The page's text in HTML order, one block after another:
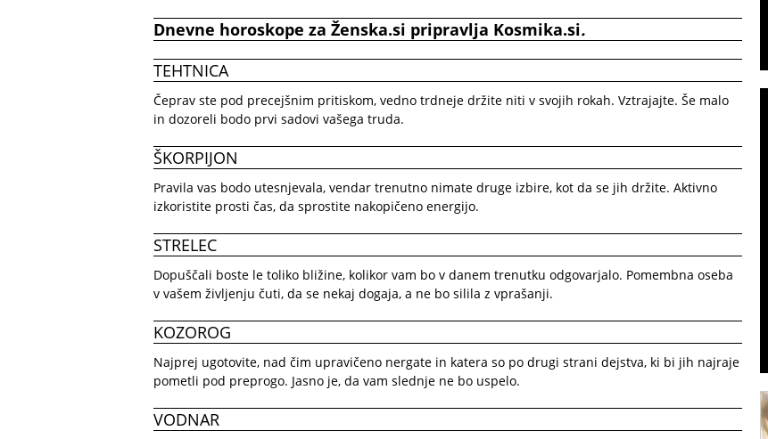
Dnevne horoskope za Ženska.si pripravlja Kosmika.si.
TEHTNICA
Čeprav ste pod precejšnim pritiskom, vedno trdneje držite niti v svojih rokah. Vztrajajte. Še malo
in dozoreli bodo prvi sadovi vašega truda.
ŠKORPIJON
Pravila vas bodo utesnjevala, vendar trenutno nimate druge izbire, kot da se jih držite. Aktivno
izkoristite prosti čas, da sprostite nakopičeno energijo.
STRELEC
Dopuščali boste le toliko bližine, kolikor vam bo v danem trenutku odgovarjalo. Pomembna oseba
v vašem življenju čuti, da se nekaj dogaja, a ne bo silila z vprašanji.
KOZOROG
Najprej ugotovite, nad čim upravičeno nergate in katera so po drugi strani dejstva, ki bi jih najraje
pometli pod preprogo. Jasno je, da vam slednje ne bo uspelo.
VODNAR